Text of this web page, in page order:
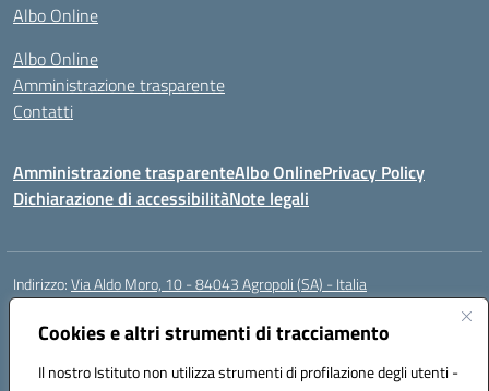
Cookies e altri strumenti di tracciamento
Il nostro Istituto non utilizza strumenti di profilazione degli utenti -
Albo Online
Albo Online
Amministrazione trasparente
Contatti
Amministrazione trasparenteAlbo OnlinePrivacy Policy
Dichiarazione di accessibilitàNote legali
Indirizzo:Via Aldo Moro, 10 - 84043 Agropoli (SA) - Italia
Centralino:
Posta elettronica certificata (PEC):saic8at00d@pec.istruzione.it
Codice fiscale: 90009620650